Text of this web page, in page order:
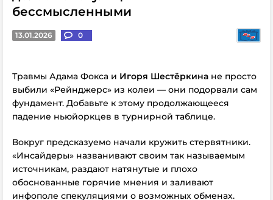
бессмысленными
13.01.2026 0
Травмы Адама Фокса и Игоря Шестёркина не просто
выбили «Рейнджерс» из колеи — они подорвали сам
фундамент. Добавьте к этому продолжающееся
падение ньюйоркцев в турнирной таблице.
Вокруг предсказуемо начали кружить стервятники.
«Инсайдеры» названивают своим так называемым
источникам, раздают натянутые и плохо
обоснованные горячие мнения и заливают
инфополе спекуляциями о возможных обменах.